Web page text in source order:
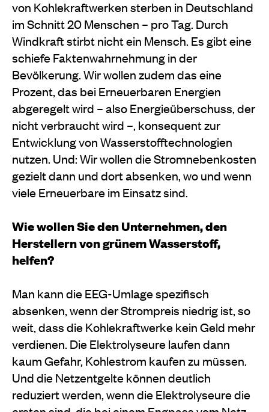
von Kohlekraftwerken sterben in Deutschland
im Schnitt 20 Menschen – pro Tag. Durch
Windkraft stirbt nicht ein Mensch. Es gibt eine
schiefe Faktenwahrnehmung in der
Bevölkerung. Wir wollen zudem das eine
Prozent, das bei Erneuerbaren Energien
abgeregelt wird – also Energieüberschuss, der
nicht verbraucht wird –, konsequent zur
Entwicklung von Wasserstofftechnologien
nutzen. Und: Wir wollen die Stromnebenkosten
gezielt dann und dort absenken, wo und wenn
viele Erneuerbare im Einsatz sind.
Wie wollen Sie den Unternehmen, den
Herstellern von grünem Wasserstoff,
helfen?
Man kann die EEG-Umlage spezifisch
absenken, wenn der Strompreis niedrig ist, so
weit, dass die Kohlekraftwerke kein Geld mehr
verdienen. Die Elektrolyseure laufen dann
kaum Gefahr, Kohlestrom kaufen zu müssen.
Und die Netzentgelte können deutlich
reduziert werden, wenn die Elektrolyseure die